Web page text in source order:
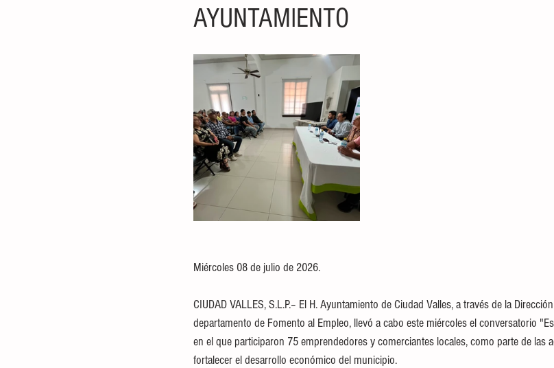
AYUNTAMIENTO
Miércoles 08 de julio de 2026.
CIUDAD VALLES, S.L.P.– El H. Ayuntamiento de Ciudad Valles, a través de la
departamento de Fomento al Empleo, llevó a cabo este miércoles el conversatorio
en el que participaron 75 emprendedores y comerciantes locales, como parte de las
fortalecer el desarrollo económico del municipio.